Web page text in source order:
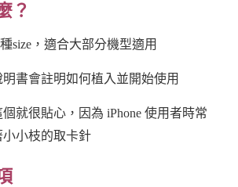
？
size，適合大部分機型適用
書會註明如何植入並開始使用
就很貼心，因為 iPhone 使用者時常
小枝的取卡針